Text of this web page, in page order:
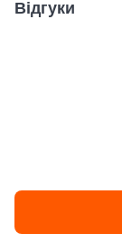
Відгуки